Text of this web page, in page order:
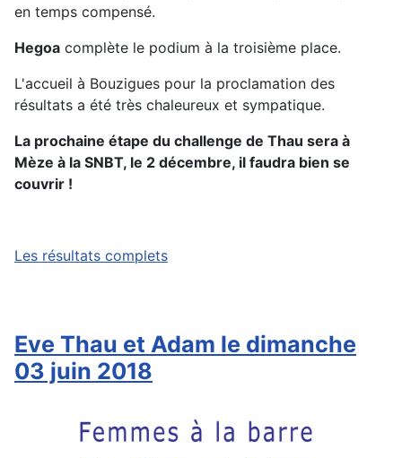
en temps compensé.
Hegoa complète le podium à la troisième place.
L'accueil à Bouzigues pour la proclamation des
résultats a été très chaleureux et sympatique.
La prochaine étape du challenge de Thau sera à
Mèze à la SNBT, le 2 décembre, il faudra bien se
couvrir !
Les résultats complets
Eve Thau et Adam le dimanche
03 juin 2018